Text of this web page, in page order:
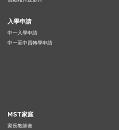
入學申請
中一入學申請
中一至中四轉學申請
MST家庭
家長教師會